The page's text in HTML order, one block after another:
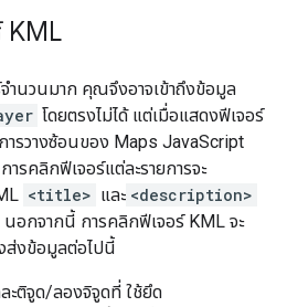
KML
ำนวนมาก คุณจึงอาจเข้าถึงข้อมูล
โดยตรงไม่ได้ แต่เมื่อแสดงฟีเจอร์
ารวางซ้อนของ Maps JavaScript
รคลิกฟีเจอร์แต่ละรายการจะ
<title> และ <description>
อกจากนี้ การคลิกฟีเจอร์ KML จะ
ส่งข้อมูลต่อไปนี้
ะติจูด/ลองจิจูดที่ ใช้ยึด